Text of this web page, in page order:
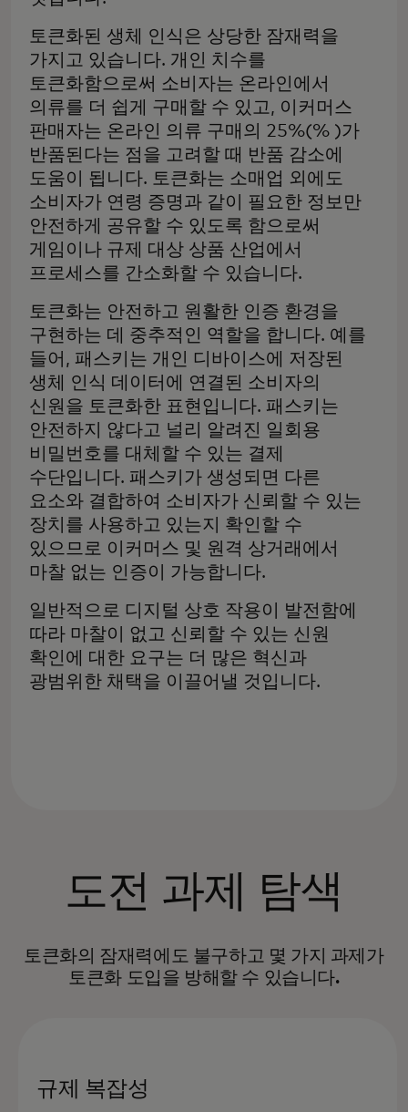
토큰화된 생체 인식은 상당한 잠재력을
가지고 있습니다. 개인 치수를
토큰화함으로써 소비자는 온라인에서
의류를 더 쉽게 구매할 수 있고, 이커머스
판매자는 온라인 의류 구매의 25%(% )가
반품된다는 점을 고려할 때 반품 감소에
도움이 됩니다. 토큰화는 소매업 외에도
소비자가 연령 증명과 같이 필요한 정보만
안전하게 공유할 수 있도록 함으로써
게임이나 규제 대상 상품 산업에서
프로세스를 간소화할 수 있습니다.
토큰화는 안전하고 원활한 인증 환경을
구현하는 데 중추적인 역할을 합니다. 예를
들어, 패스키는 개인 디바이스에 저장된
생체 인식 데이터에 연결된 소비자의
신원을 토큰화한 표현입니다. 패스키는
안전하지 않다고 널리 알려진 일회용
비밀번호를 대체할 수 있는 결제
수단입니다. 패스키가 생성되면 다른
요소와 결합하여 소비자가 신뢰할 수 있는
장치를 사용하고 있는지 확인할 수
있으므로 이커머스 및 원격 상거래에서
마찰 없는 인증이 가능합니다.
일반적으로 디지털 상호 작용이 발전함에
따라 마찰이 없고 신뢰할 수 있는 신원
확인에 대한 요구는 더 많은 혁신과
광범위한 채택을 이끌어낼 것입니다.
도전 과제 탐색
토큰화의 잠재력에도 불구하고 몇 가지 과제가
토큰화 도입을 방해할 수 있습니다.
규제 복잡성